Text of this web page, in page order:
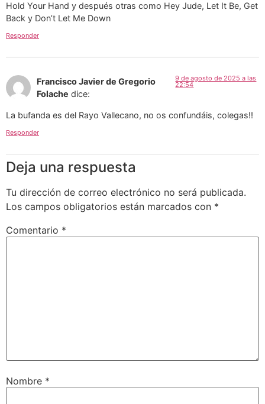
Hold Your Hand y después otras como Hey Jude, Let It Be, Get
Back y Don’t Let Me Down
Responder
Francisco Javier de Gregorio
Folache dice:
9 de agosto de 2025 a las
22:54
La bufanda es del Rayo Vallecano, no os confundáis, colegas!!
Responder
Deja una respuesta
Tu dirección de correo electrónico no será publicada.
Los campos obligatorios están marcados con *
Comentario *
Nombre *